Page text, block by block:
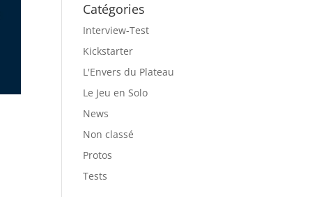
Catégories
Interview-Test
Kickstarter
L'Envers du Plateau
Le Jeu en Solo
News
Non classé
Protos
Tests